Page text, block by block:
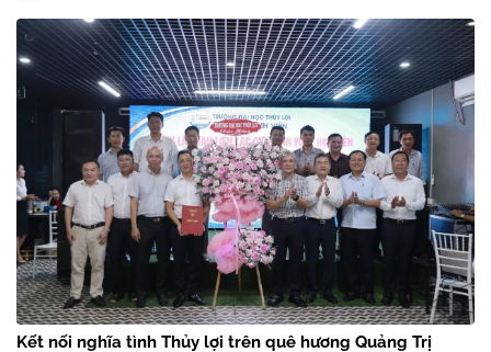
Kết nối nghĩa tình Thủy lợi trên quê hương Quảng Trị